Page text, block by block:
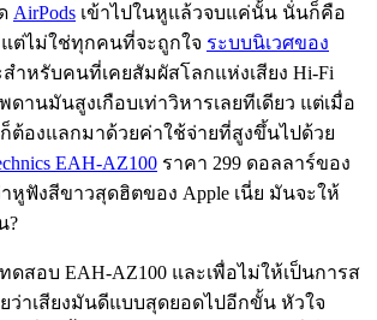
AirPods เข้าไปในหูแล้วจบแค่นั้น นั่นก็คือ
ต่ไม่ใช่ทุกคนที่จะถูกใจ ระบบนิเวศของ
ำหรับคนที่เคยสัมผัสโลกแห่งเสียง Hi-Fi
ดานมันสูงเกือบเท่าวิหารเลยทีเดียว แต่เมื่อ
ต้องแลกมาด้วยค่าใช้จ่ายที่สูงขึ้นไปด้วย
EAH-AZ100 ราคา 299 ดอลลาร์ของ
าหูฟังสีขาวสุดฮิตของ Apple เนี่ย มันจะให้
?
สอบ EAH-AZ100 และเพื่อไม่ให้เป็นการส
ว่าเสียงมันดีแบบสุดยอดไปอีกขั้น หัวใจ